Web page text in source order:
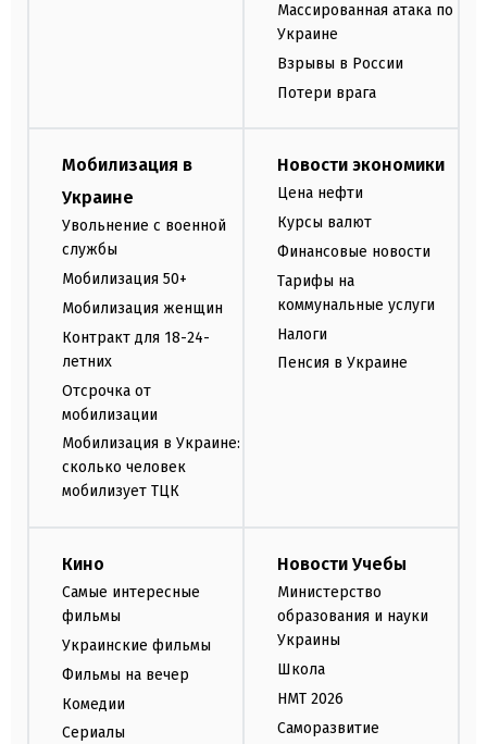
Массированная атака по
Украине
Взрывы в России
Потери врага
Мобилизация в
Украине
Увольнение с военной
службы
Мобилизация 50+
Мобилизация женщин
Контракт для 18-24-
летних
Отсрочка от
мобилизации
Мобилизация в Украине:
сколько человек
мобилизует ТЦК
Новости экономики
Цена нефти
Курсы валют
Финансовые новости
Тарифы на
коммунальные услуги
Налоги
Пенсия в Украине
Кино
Самые интересные
фильмы
Украинские фильмы
Фильмы на вечер
Комедии
Сериалы
Новости Учебы
Министерство
образования и науки
Украины
Школа
НМТ 2026
Саморазвитие